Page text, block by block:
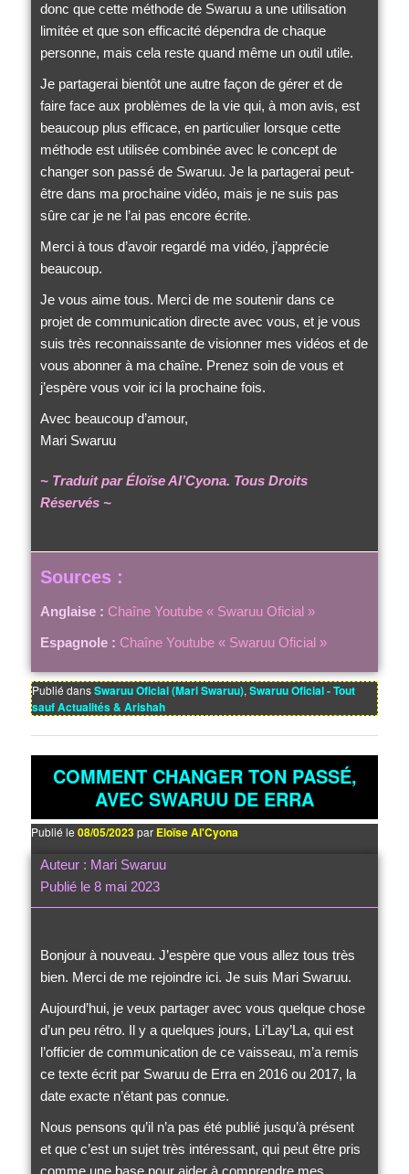
donc que cette méthode de Swaruu a une utilisation
limitée et que son efficacité dépendra de chaque
personne, mais cela reste quand même un outil utile.
Je partagerai bientôt une autre façon de gérer et de
faire face aux problèmes de la vie qui, à mon avis, est
beaucoup plus efficace, en particulier lorsque cette
méthode est utilisée combinée avec le concept de
changer son passé de Swaruu. Je la partagerai peut-
être dans ma prochaine vidéo, mais je ne suis pas
sûre car je ne l’ai pas encore écrite.
Merci à tous d’avoir regardé ma vidéo, j’apprécie
beaucoup.
Je vous aime tous. Merci de me soutenir dans ce
projet de communication directe avec vous, et je vous
suis très reconnaissante de visionner mes vidéos et de
vous abonner à ma chaîne. Prenez soin de vous et
j’espère vous voir ici la prochaine fois.
Avec beaucoup d’amour,
Mari Swaruu
~ Traduit par Éloïse Al’Cyona. Tous Droits
Réservés ~
Sources :
Anglaise : Chaîne Youtube « Swaruu Oficial »
Espagnole : Chaîne Youtube « Swaruu Oficial »
Publié dansSwaruu Oficial (Mari Swaruu),Swaruu Oficial - Tout
sauf Actualités & Arishah
COMMENT CHANGER TON PASSÉ,
AVEC SWARUU DE ERRA
Publié le08/05/2023par Eloïse Al'Cyona
Auteur : Mari Swaruu
Publié le 8 mai 2023
Bonjour à nouveau. J’espère que vous allez tous très
bien. Merci de me rejoindre ici. Je suis Mari Swaruu.
Aujourd’hui, je veux partager avec vous quelque chose
d’un peu rétro. Il y a quelques jours, Li’Lay’La, qui est
l’officier de communication de ce vaisseau, m’a remis
ce texte écrit par Swaruu de Erra en 2016 ou 2017, la
date exacte n’étant pas connue.
Nous pensons qu’il n’a pas été publié jusqu’à présent
et que c’est un sujet très intéressant, qui peut être pris